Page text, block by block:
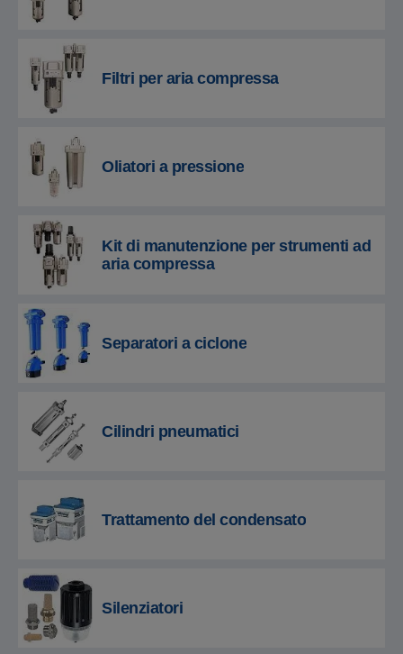
Filtri per aria compressa
Oliatori a pressione
Kit di manutenzione per strumenti ad
aria compressa
Separatori a ciclone
Cilindri pneumatici
Trattamento del condensato
Silenziatori